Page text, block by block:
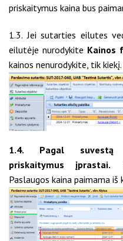
priskaitymus kaina bus
1.3. Jei sutarties eilutes
eilutėje nurodykite Kainos
kainos nenurodykite, tik kiekį.
1.4. Pagal suvestą
priskaitymus įprastai.
Paslaugos kaina paimama iš